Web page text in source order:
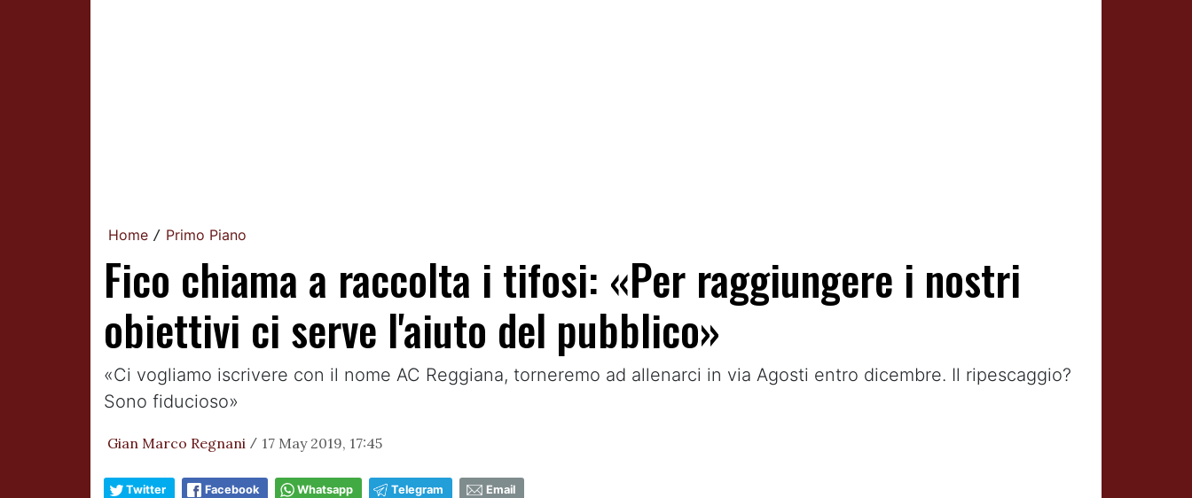
Home / Primo Piano
Fico chiama a raccolta i tifosi: «Per raggiungere i nostri
obiettivi ci serve l'aiuto del pubblico»
«Ci vogliamo iscrivere con il nome AC Reggiana, torneremo ad allenarci in via Agosti entro dicembre. Il ripescaggio?
Sono fiducioso»
Gian Marco Regnani / 17 May 2019, 17:45
Twitter Facebook Whatsapp Telegram Email